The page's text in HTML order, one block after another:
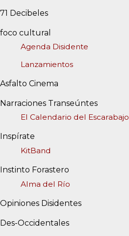
71 Decibeles
foco cultural
Agenda Disidente
Lanzamientos
Asfalto Cinema
Narraciones Transeúntes
El Calendario del Escarabajo
Inspírate
KitBand
Instinto Forastero
Alma del Río
Opiniones Disidentes
Des-Occidentales